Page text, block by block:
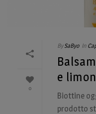
0
By SaByo In
e
Biottine
prodotto